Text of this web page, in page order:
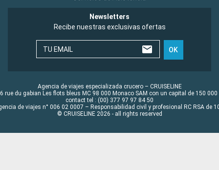
Newsletters
Recibe nuestras exclusivas ofertas
TU EMAIL OK
Agencia de viajes especializada crucero – CRUISELINE
rue du gabian Les flots bleus MC 98 000 Monaco SAM con un capital de 150 000
contact tel : (00) 377 97 97 84 50
de viajes n° 006 02 0007 – Responsabilidad civil y profesional RC RSA de
© CRUISELINE 2026 - all rights reserved